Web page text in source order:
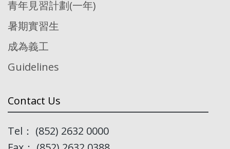
青年見習計劃(一年)
暑期實習生
成為義工
Guidelines
Contact Us
Tel： (852) 2632 0000